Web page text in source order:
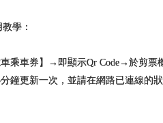
學：
乘車券】→即顯示Qr Code→於剪票
鐘更新一次，並請在網路已連線的狀